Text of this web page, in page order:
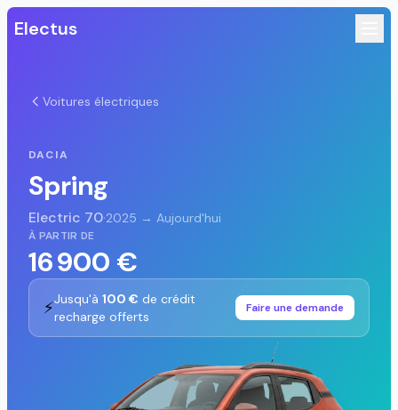
Electus
Voitures électriques
DACIA
Spring
Electric 70·2025 → Aujourd'hui
À PARTIR DE
16 900 €
⚡Jusqu'à 100 € de crédit
recharge offerts
Faire une demande